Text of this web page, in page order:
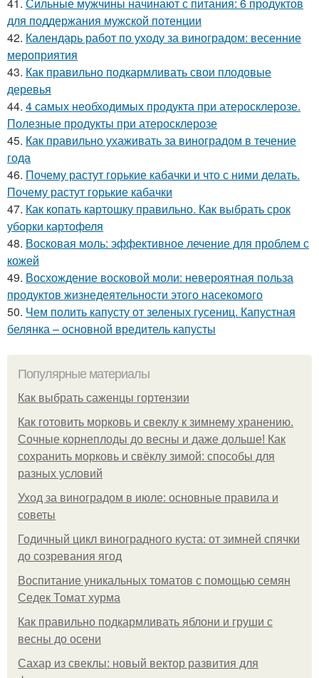
41. Сильные мужчины начинают с питания: 6 продуктов
для поддержания мужской потенции
42. Календарь работ по уходу за виноградом: весенние
мероприятия
43. Как правильно подкармливать свои плодовые
деревья
44. 4 самых необходимых продукта при атеросклерозе.
Полезные продукты при атеросклерозе
45. Как правильно ухаживать за виноградом в течение
года
46. Почему растут горькие кабачки и что с ними делать.
Почему растут горькие кабачки
47. Как копать картошку правильно. Как выбрать срок
уборки картофеля
48. Восковая моль: эффективное лечение для проблем с
кожей
49. Восхождение восковой моли: невероятная польза
продуктов жизнедеятельности этого насекомого
50. Чем полить капусту от зеленых гусениц. Капустная
белянка – основной вредитель капусты
Популярные материалы
Как выбрать саженцы гортензии
Как готовить морковь и свеклу к зимнему хранению.
Сочные корнеплоды до весны и даже дольше! Как
сохранить морковь и свёклу зимой: способы для
разных условий
Уход за виноградом в июле: основные правила и
советы
Годичный цикл виноградного куста: от зимней спячки
до созревания ягод
Воспитание уникальных томатов с помощью семян
Седек Томат хурма
Как правильно подкармливать яблони и груши с
весны до осени
Сахар из свеклы: новый вектор развития для